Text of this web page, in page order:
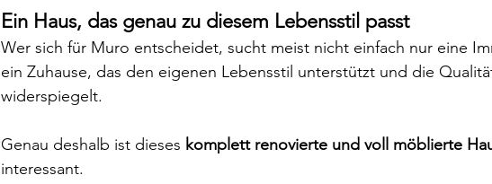
Ein Haus, das genau zu diesem Lebensstil passt
Wer sich für Muro entscheidet, sucht meist nicht einfach nur eine
ein Zuhause, das den eigenen Lebensstil unterstützt und die
widerspiegelt.
Genau deshalb ist dieses komplett renovierte und voll möblierte
interessant.